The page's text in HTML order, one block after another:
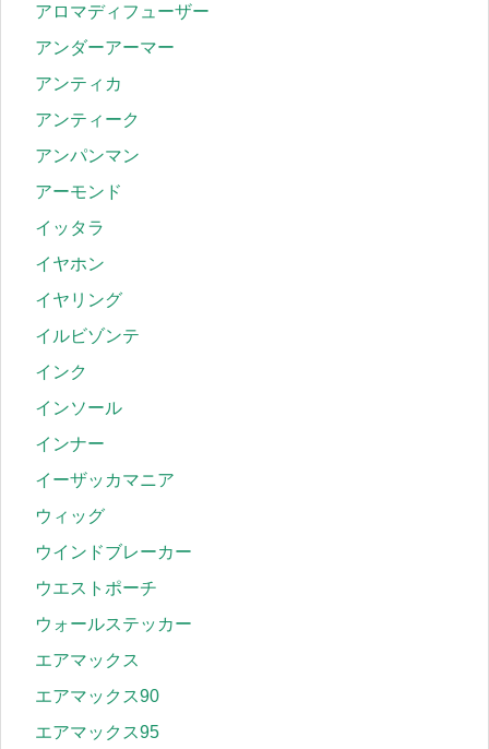
アロマディフューザー
アンダーアーマー
アンティカ
アンティーク
アンパンマン
アーモンド
イッタラ
イヤホン
イヤリング
イルビゾンテ
インク
インソール
インナー
イーザッカマニア
ウィッグ
ウインドブレーカー
ウエストポーチ
ウォールステッカー
エアマックス
エアマックス90
エアマックス95